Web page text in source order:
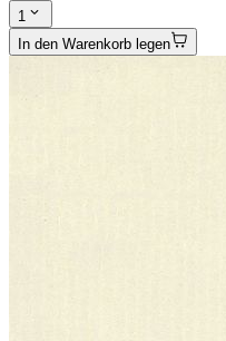
1
In den Warenkorb legen